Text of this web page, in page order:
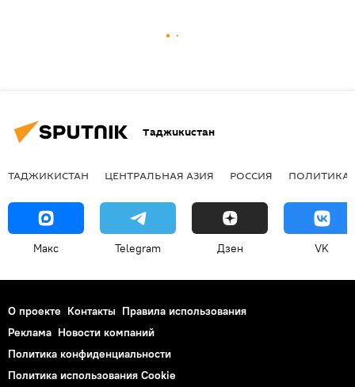
Таджикистан
ТАДЖИКИСТАН ЦЕНТРАЛЬНАЯ АЗИЯ РОССИЯ ПОЛИТИКА
Макс Telegram Дзен VK
О проекте Контакты Правила использования
Реклама Новости компаний
Политика конфиденциальности
Политика использования Cookie